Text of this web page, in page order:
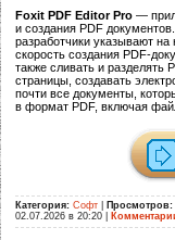
Foxit PDF Editor Pro —
и создания PDF
разработчики указывают
скорость создания PDF-
также сливать и разделять
страницы, создавать
почти все документы,
в формат PDF, включая
Категория: Софт Просмотров:
02.07.2026 в 20:20